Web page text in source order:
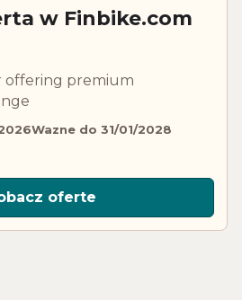
w Finbike.com
offering premium
Wazne do 31/01/2028
oferte